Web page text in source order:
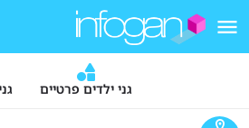
גני ילדים פרטיים